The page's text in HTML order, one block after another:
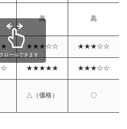
高 高
★★★☆☆ ★★★☆☆
★★★★★ ★★★☆☆
△（価格） 〇
ロールできます